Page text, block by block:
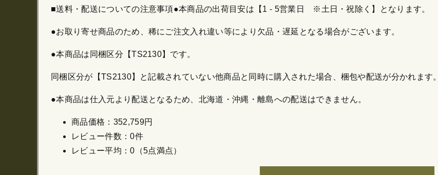
■送料・配送についての注意事項●本商品の出荷目安は【1 - 5営業日 ※土日・祝除く】となります。
●お取り寄せ商品のため、稀にご注文入れ違い等により欠品・遅延となる場合がございます。
●本商品は同梱区分【TS2130】です。
同梱区分が【TS2130】と記載されていない他商品と同時に購入された場合、梱包や配送が分かれます。
●本商品は仕入元より配送となるため、北海道・沖縄・離島への配送はできません。
商品価格：352,759円
レビュー件数：0件
レビュー平均：0（5点満点）